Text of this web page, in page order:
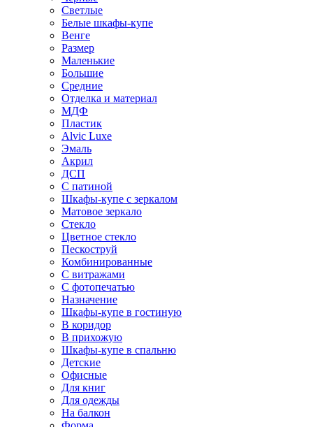
Светлые
Белые шкафы-купе
Венге
Размер
Маленькие
Большие
Средние
Отделка и материал
МДФ
Пластик
Alvic Luxe
Эмаль
Акрил
ДСП
С патиной
Шкафы-купе с зеркалом
Матовое зеркало
Стекло
Цветное стекло
Пескоструй
Комбинированные
С витражами
С фотопечатью
Назначение
Шкафы-купе в гостиную
В коридор
В прихожую
Шкафы-купе в спальню
Детские
Офисные
Для книг
Для одежды
На балкон